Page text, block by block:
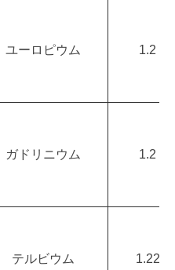
ユーロピウム 1.2
ガドリニウム 1.2
テルビウム 1.22